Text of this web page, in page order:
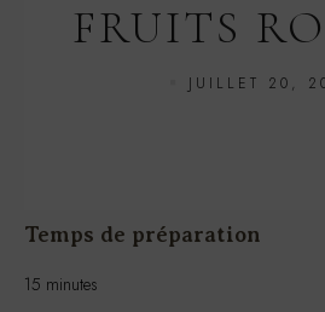
JUILLET 20,
15 minutes
Introduction